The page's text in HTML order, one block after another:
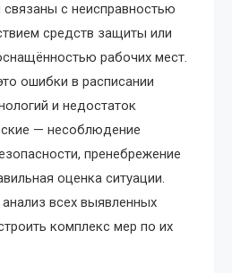
связаны с неисправностью
средств защиты или
рабочих мест.
ошибки в расписании
и недостаток
— несоблюдение
пренебрежение
оценка ситуации.
всех выявленных
комплекс мер по их